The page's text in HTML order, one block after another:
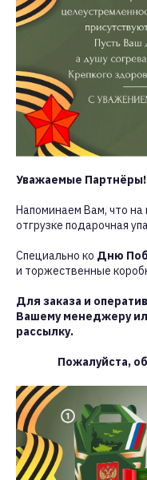
Уважаемые Партнёры!
Напоминаем Вам, что на
отгрузке подарочная
Специально ко Дню
и торжественные
Для заказа и
Вашему менеджеру
рассылку.
Пожалуйста,